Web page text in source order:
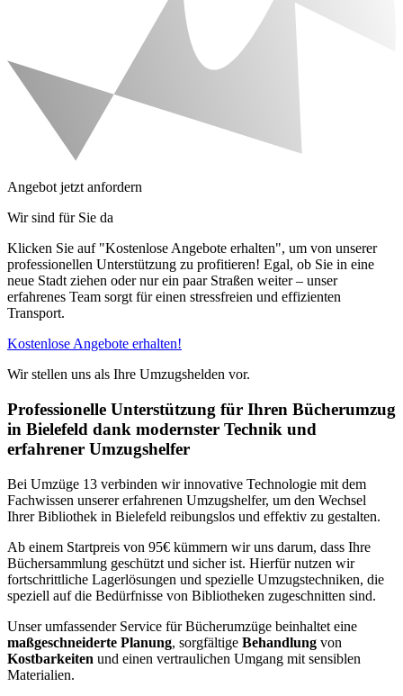
Angebot jetzt anfordern
Wir sind für Sie da
Klicken Sie auf "Kostenlose Angebote erhalten", um von unserer
professionellen Unterstützung zu profitieren! Egal, ob Sie in eine
neue Stadt ziehen oder nur ein paar Straßen weiter – unser
erfahrenes Team sorgt für einen stressfreien und effizienten
Transport.
Kostenlose Angebote erhalten!
Wir stellen uns als Ihre Umzugshelden vor.
Professionelle Unterstützung für Ihren Bücherumzug
in Bielefeld dank modernster Technik und
erfahrener Umzugshelfer
Bei Umzüge 13 verbinden wir innovative Technologie mit dem
Fachwissen unserer erfahrenen Umzugshelfer, um den Wechsel
Ihrer Bibliothek in Bielefeld reibungslos und effektiv zu gestalten.
Ab einem Startpreis von 95€ kümmern wir uns darum, dass Ihre
Büchersammlung geschützt und sicher ist. Hierfür nutzen wir
fortschrittliche Lagerlösungen und spezielle Umzugstechniken, die
speziell auf die Bedürfnisse von Bibliotheken zugeschnitten sind.
Unser umfassender Service für Bücherumzüge beinhaltet eine
maßgeschneiderte Planung, sorgfältige Behandlung von
Kostbarkeiten und einen vertraulichen Umgang mit sensiblen
Materialien.